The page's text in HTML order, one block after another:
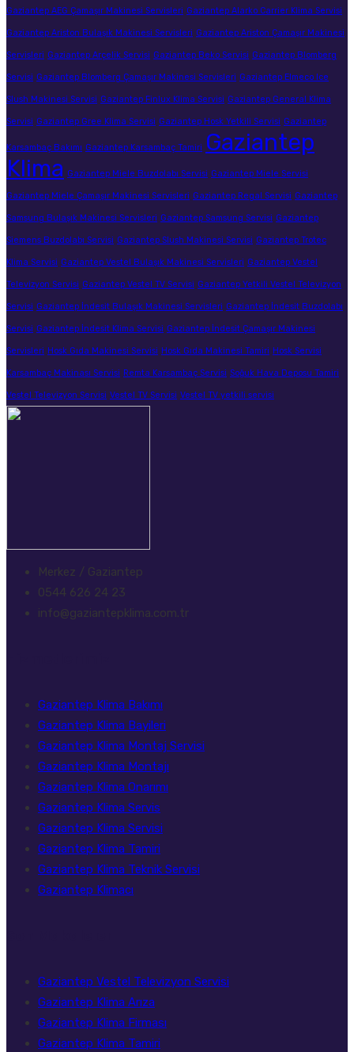
Gaziantep AEG Çamaşır Makinesi Servisleri Gaziantep Alarko Carrier Klima Servisi
Gaziantep Ariston Bulaşık Makinesi Servisleri Gaziantep Ariston Çamaşır Makinesi
Servisleri Gaziantep Arçelik Servisi Gaziantep Beko Servisi Gaziantep Blomberg
Servisi Gaziantep Blomberg Çamaşır Makinesi Servisleri Gaziantep Elmeco Ice
Slush Makinesi Servisi Gaziantep Finlux Klima Servisi Gaziantep General Klima
Servisi Gaziantep Gree Klima Servisi Gaziantep Hosk Yetkili Servisi Gaziantep
Karsambaç Bakımı Gaziantep Karsambaç Tamiri Gaziantep
Klima Gaziantep Miele Buzdolabı Servisi Gaziantep Miele Servisi
Gaziantep Miele Çamaşır Makinesi Servisleri Gaziantep Regal Servisi Gaziantep
Samsung Bulaşık Makinesi Servisleri Gaziantep Samsung Servisi Gaziantep
Siemens Buzdolabı Servisi Gaziantep Slush Makinesi Servisi Gaziantep Trotec
Klima Servisi Gaziantep Vestel Bulaşık Makinesi Servisleri Gaziantep Vestel
Televizyon Servisi Gaziantep Vestel TV Servisi Gaziantep Yetkili Vestel Televizyon
Servisi Gaziantep İndesit Bulaşık Makinesi Servisleri Gaziantep İndesit Buzdolabı
Servisi Gaziantep İndesit Klima Servisi Gaziantep İndesit Çamaşır Makinesi
Servisleri Hosk Gıda Makinesi Servisi Hosk Gıda Makinesi Tamiri Hosk Servisi
Karsambaç Makinası Servisi Remta Karsambaç Servisi Soğuk Hava Deposu Tamiri
Vestel Televizyon Servisi Vestel TV Servisi Vestel TV yetkili servisi
Merkez / Gaziantep
0544 626 24 23
info@gaziantepklima.com.tr
Gaziantep Klima Bakımı
Gaziantep Klima Bayileri
Gaziantep Klima Montaj Servisi
Gaziantep Klima Montajı
Gaziantep Klima Onarımı
Gaziantep Klima Servis
Gaziantep Klima Servisi
Gaziantep Klima Tamiri
Gaziantep Klima Teknik Servisi
Gaziantep Klimacı
Gaziantep Vestel Televizyon Servisi
Gaziantep Klima Arıza
Gaziantep Klima Firması
Gaziantep Klima Tamiri